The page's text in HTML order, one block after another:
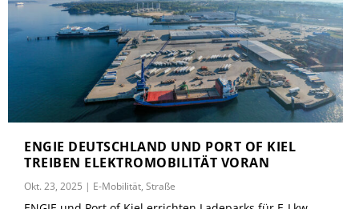
ENGIE DEUTSCHLAND UND PORT OF KIEL
TREIBEN ELEKTROMOBILITÄT VORAN
Okt. 23, 2025 | E-Mobilität,Straße